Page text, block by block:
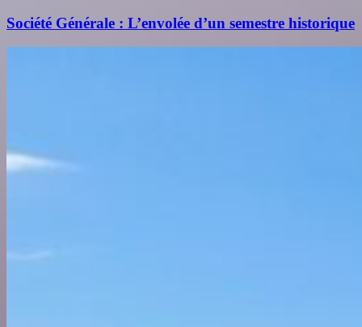
Société Générale : L’envolée d’un semestre historique